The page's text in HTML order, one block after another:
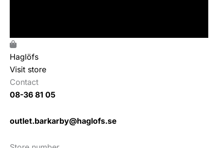
Haglöfs
Visit store
Contact
08-36 81 05
outlet.barkarby@haglofs.se